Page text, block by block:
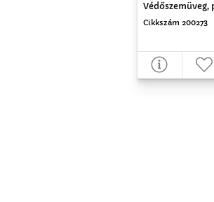
Védőszemüveg,
Cikkszám 200273